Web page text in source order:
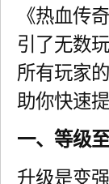
《热血传
引了无数
所有玩家
助你快速
一、等级
升级是变